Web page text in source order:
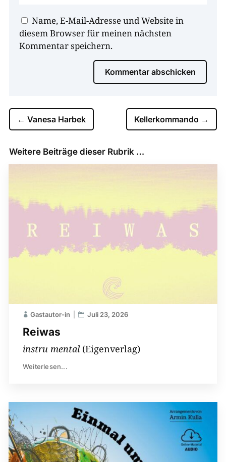
Name, E-Mail-Adresse und Website in
diesem Browser für meinen nächsten
Kommentar speichern.
Kommentar abschicken
← Vanesa Harbek Kellerkommando →
Weitere Beiträge dieser Rubrik …
Reiwas
Gastautor-in Juli 23, 2026
instru mental(Eigenverlag)
Weiterlesen...